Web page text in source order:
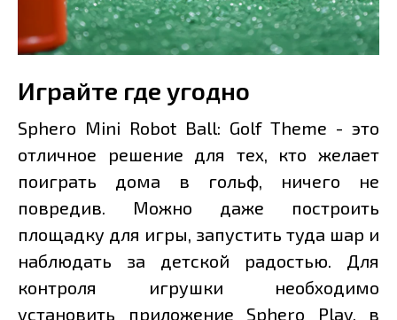
Играйте где угодно
Sphero Mini Robot Ball: Golf Theme - это
отличное решение для тех, кто желает
поиграть дома в гольф, ничего не
повредив. Можно даже построить
площадку для игры, запустить туда шар и
наблюдать за детской радостью. Для
контроля игрушки необходимо
установить приложение Sphero Play, в